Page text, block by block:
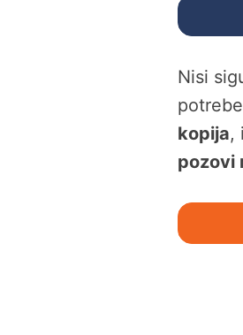
Nisi
kopija,
pozovi